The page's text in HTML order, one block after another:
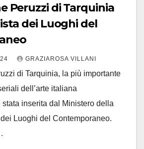
Peruzzi di Tarquinia
dei Luoghi del
GRAZIAROSA VILLANI
di Tarquinia, la più importante
dell’arte italiana
inserita dal Ministero della
Luoghi del Contemporaneo.